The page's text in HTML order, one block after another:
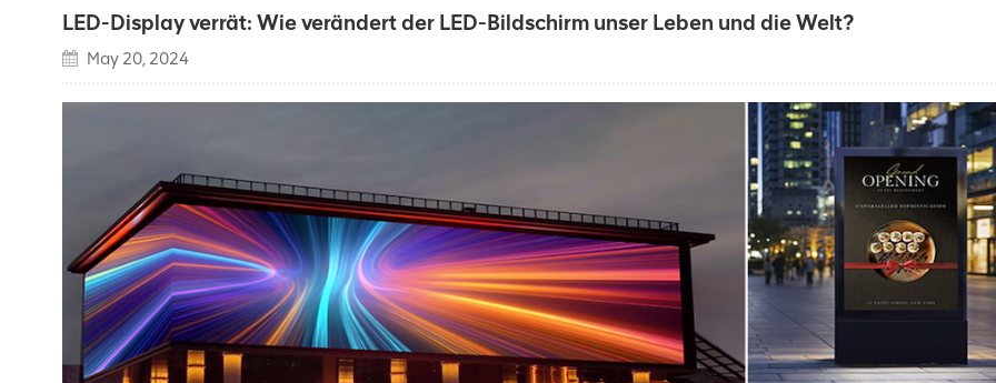
LED-Display verrät: Wie verändert der LED-Bildschirm unser Leben und die Welt?
May 20, 2024